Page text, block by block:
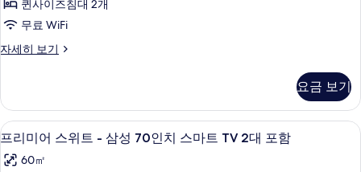
진
모
두
기
보
기
트
삼
70
인
치
스
퀸사이즈침대 2개
무료 WiFi
자세히 보기
디
위
트
-
성
요금 보기
프
리
프리미어 스위트 - 삼성 70인치 스마
14
프리미어 스위트 - 삼성 70인치 스마트 TV 2대 포함
60㎡